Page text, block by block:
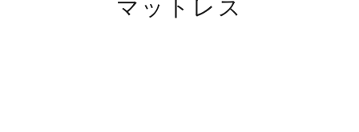
マットレス